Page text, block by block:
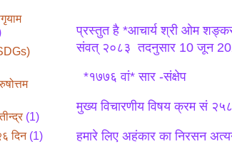
प्रस्तुत है *आचार्य श्री ओम
संवत् २०८३ तदनुसार 10 जून
*१७७६ वां* सार -संक्षेप
मुख्य विचारणीय विषय क्रम सं २५८
हमारे लिए अहंकार का निरसन
(1)
दिन (1)